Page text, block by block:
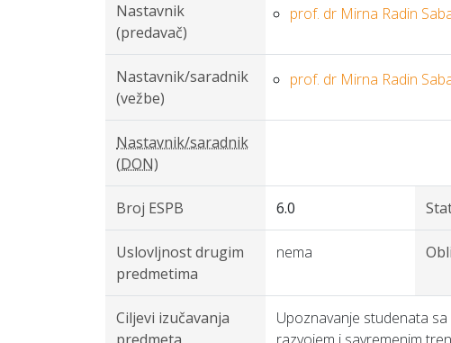
Nastavnik
(predavač)
prof. dr Mirna Radin
Nastavnik/saradnik
(vežbe)
prof. dr Mirna Radin
Nastavnik/saradnik
(DON)
Broj ESPB 6.0
Uslovljnost drugim
predmetima
nema
Ciljevi izučavanja
Upoznavanje studenata